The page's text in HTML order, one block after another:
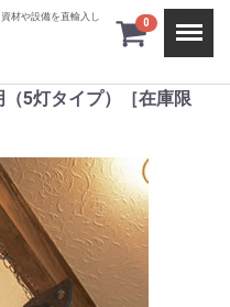
材や設備を直輸入し
0
（5灯タイプ）［在庫限